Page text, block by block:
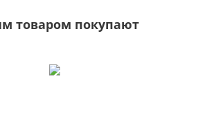
товаром покупают